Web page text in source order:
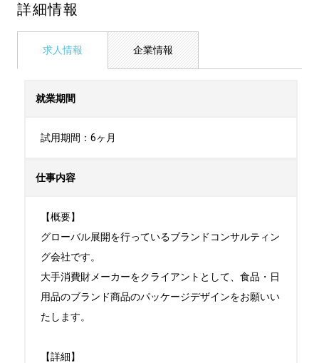
詳細情報
求人情報 企業情報
就業期間
試用期間：6ヶ月
仕事内容
【概要】
グローバル展開を行っているブランドコンサルティン
グ会社です。
大手消費財メーカーをクライアントとして、食品・日
用品のブランド商品のパッケージデザインをお願いい
たします。
【詳細】